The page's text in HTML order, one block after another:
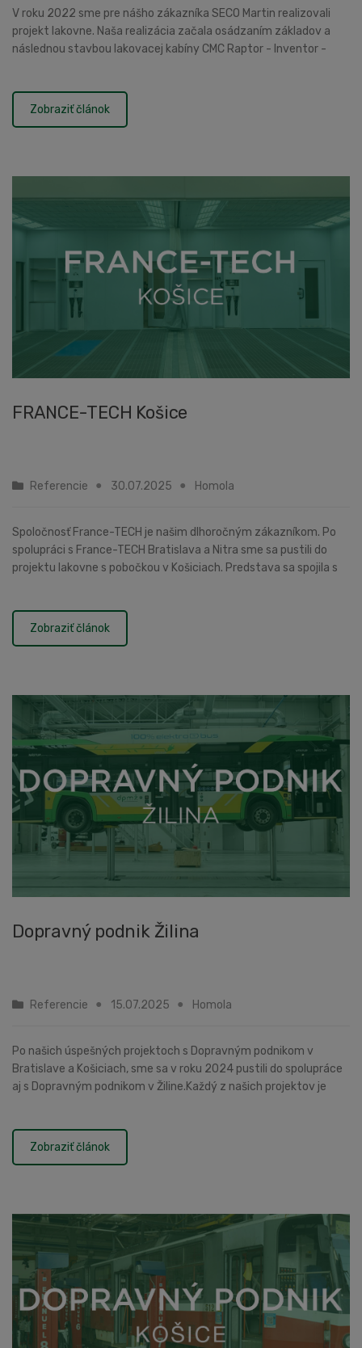
V roku 2022 sme pre nášho zákazníka SECO Martin realizovali
projekt lakovne. Naša realizácia začala osádzaním základov a
následnou stavbou lakovacej kabíny CMC Raptor - Inventor -
Zobraziť článok
FRANCE-TECH Košice
Referencie 30.07.2025 Homola
Spoločnosť France-TECH je našim dlhoročným zákazníkom. Po
spolupráci s France-TECH Bratislava a Nitra sme sa pustili do
projektu lakovne s pobočkou v Košiciach. Predstava sa spojila s
Zobraziť článok
Dopravný podnik Žilina
Referencie 15.07.2025 Homola
Po našich úspešných projektoch s Dopravným podnikom v
Bratislave a Košiciach, sme sa v roku 2024 pustili do spolupráce
aj s Dopravným podnikom v Žiline.Každý z našich projektov je
Zobraziť článok